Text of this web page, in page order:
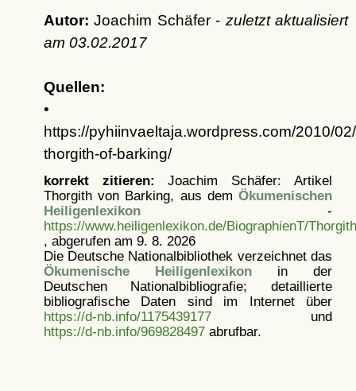
Autor: Joachim Schäfer - zuletzt aktualisiert
am 03.02.2017
Quellen:
•
https://pyhiinvaeltaja.wordpress.com/2010/
thorgith-of-barking/
korrekt zitieren: Joachim Schäfer: Artikel
Thorgith von Barking, aus dem Ökumenischen
Heiligenlexikon-
https://www.heiligenlexikon.de/BiographienT/
, abgerufen am 9. 8. 2026
Die Deutsche Nationalbibliothek verzeichnet das
Ökumenische Heiligenlexikonin der
Deutschen Nationalbibliografie; detaillierte
bibliografische Daten sind im Internet über
https://d-nb.info/1175439177und
https://d-nb.info/969828497abrufbar.